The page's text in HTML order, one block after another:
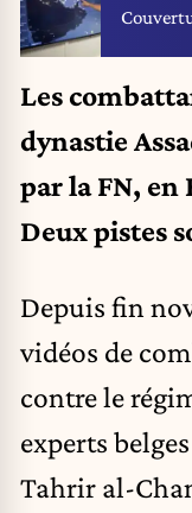
Les
dynastie
par la FN, en
Deux pistes
Depuis fin
vidéos de
contre le
experts
Tahrir al-